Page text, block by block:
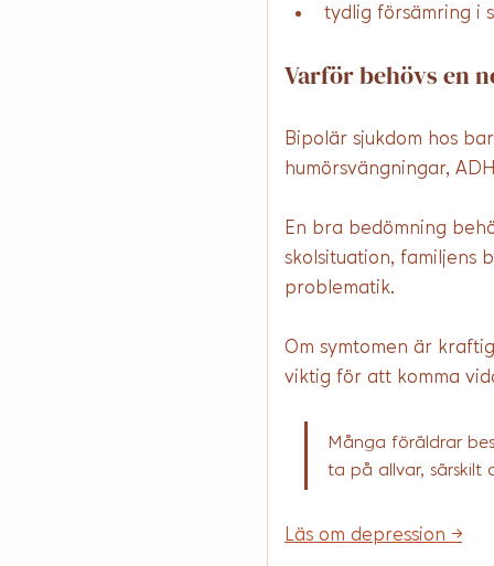
tydlig försämring i
Varför behövs en
Bipolär sjukdom hos
humörsvängningar,
En bra bedömning
skolsituation, familjens
problematik.
Om symtomen är
viktig för att komma
Många föräldrar
ta på allvar, särskilt
Läs om depression →